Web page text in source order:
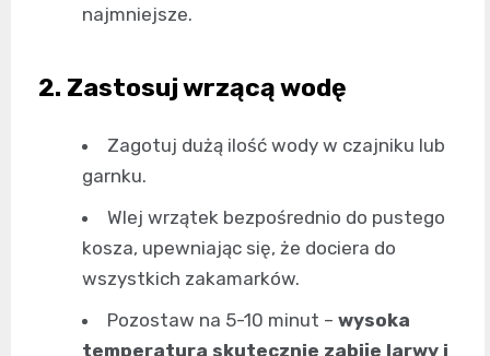
najmniejsze.
2. Zastosuj wrzącą wodę
Zagotuj dużą ilość wody w czajniku lub
garnku.
Wlej wrzątek bezpośrednio do pustego
kosza, upewniając się, że dociera do
wszystkich zakamarków.
Pozostaw na 5-10 minut – wysoka
temperatura skutecznie zabije larwy i